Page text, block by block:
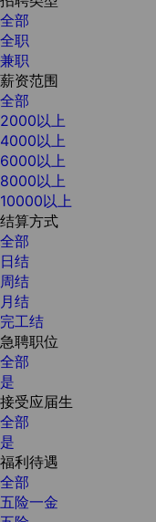
全部
全职
兼职
薪资范围
全部
2000以上
4000以上
6000以上
8000以上
10000以上
结算方式
全部
日结
周结
月结
完工结
急聘职位
全部
是
接受应届生
全部
是
福利待遇
全部
五险一金